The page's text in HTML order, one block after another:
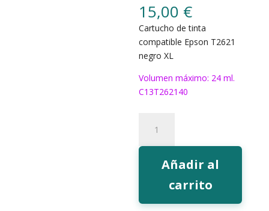
15,00 €
Cartucho de tinta
compatible Epson T2621
negro XL
Volumen máximo: 24 ml.
C13T262140
Tinta
EcoInk
cantidad
Añadir al
carrito